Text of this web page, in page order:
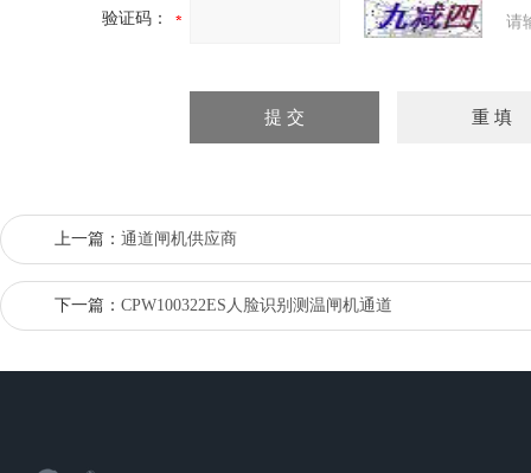
验证码： 请
上一篇： 通道闸机供应商
下一篇： CPW100322ES人脸识别测温闸机通道